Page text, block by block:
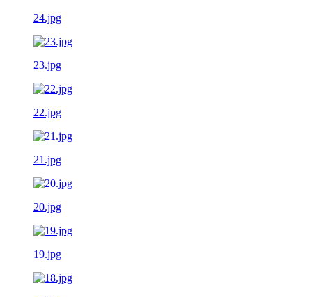
24.jpg
23.jpg
22.jpg
21.jpg
20.jpg
19.jpg